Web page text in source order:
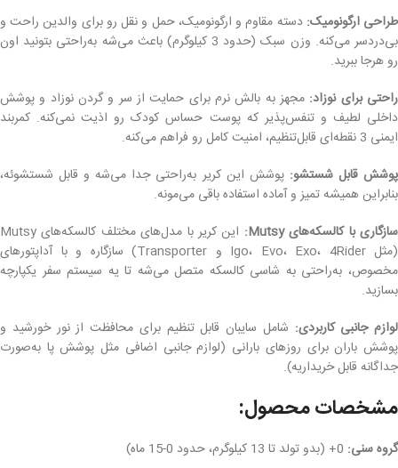
طراحی ارگونومیک: دسته مقاوم و ارگونومیک، حمل و نقل رو برای والدین راحت و
بی‌دردسر می‌کنه. وزن سبک (حدود 3 کیلوگرم) باعث می‌شه به‌راحتی بتونید اون
رو هرجا ببرید.
راحتی برای نوزاد: مجهز به بالش نرم برای حمایت از سر و گردن نوزاد و پوشش
داخلی لطیف و تنفس‌پذیر که پوست حساس کودک رو اذیت نمی‌کنه. کمربند
ایمنی 3 نقطه‌ای قابل‌تنظیم، امنیت کامل رو فراهم می‌کنه.
پوشش قابل شستشو: پوشش این کریر به‌راحتی جدا می‌شه و قابل شستشوئه،
بنابراین همیشه تمیز و آماده استفاده باقی می‌مونه.
سازگاری با کالسکه‌های Mutsy:
این کریر با مدل‌های مختلف کالسکه‌های Mutsy
(مثل Igo، Evo، Exo، 4Rider و Transporter) سازگاره و با آداپتورهای
مخصوص، به‌راحتی به شاسی کالسکه متصل می‌شه تا یه سیستم سفر یکپارچه
بسازید.
لوازم جانبی کاربردی: شامل سایبان قابل تنظیم برای محافظت از نور خورشید و
پوشش باران برای روزهای بارانی (لوازم جانبی اضافی مثل پوشش پا به‌صورت
جداگانه قابل خریداریه).
مشخصات محصول:
گروه سنی: